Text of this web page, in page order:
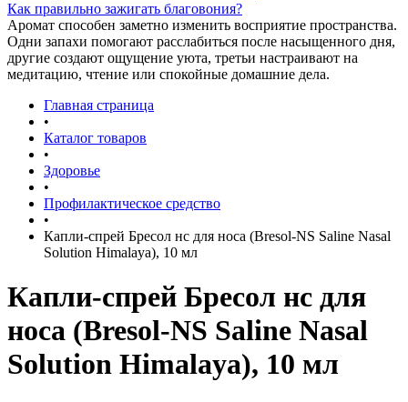
Как правильно зажигать благовония?
Аромат способен заметно изменить восприятие пространства.
Одни запахи помогают расслабиться после насыщенного дня,
другие создают ощущение уюта, третьи настраивают на
медитацию, чтение или спокойные домашние дела.
Главная страница
•
Каталог товаров
•
Здоровье
•
Профилактическое средство
•
Капли-спрей Бресол нс для носа (Bresol-NS Saline Nasal
Solution Himalaya), 10 мл
Капли-спрей Бресол нс для
носа (Bresol-NS Saline Nasal
Solution Himalaya), 10 мл